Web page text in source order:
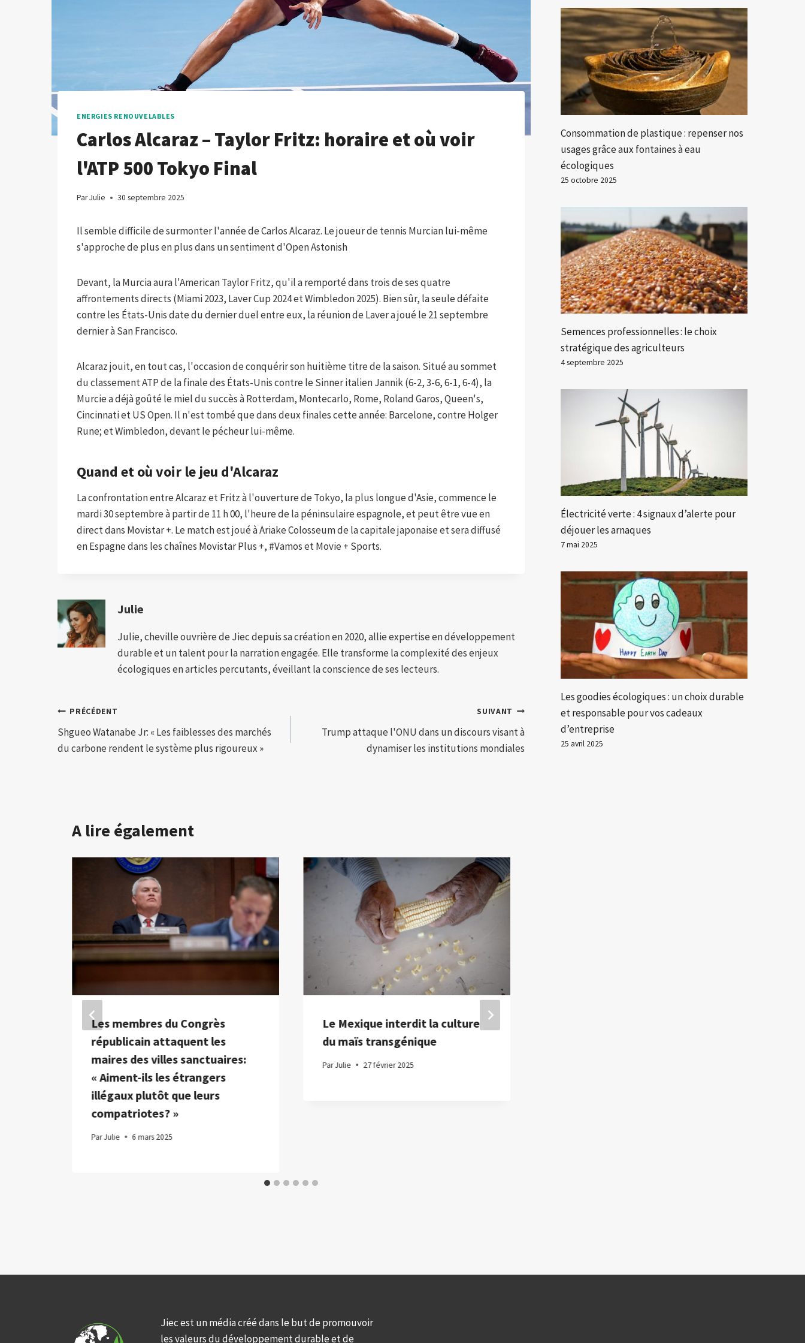
ENERGIES RENOUVELABLES
Carlos Alcaraz – Taylor Fritz: horaire et où voir
l'ATP 500 Tokyo Final
ParJulie 30 septembre 2025
Il semble difficile de surmonter l'année de Carlos Alcaraz. Le joueur de tennis Murcian lui-même
s'approche de plus en plus dans un sentiment d'Open Astonish
Devant, la Murcia aura l'American Taylor Fritz, qu'il a remporté dans trois de ses quatre
affrontements directs (Miami 2023, Laver Cup 2024 et Wimbledon 2025). Bien sûr, la seule défaite
contre les États-Unis date du dernier duel entre eux, la réunion de Laver a joué le 21 septembre
dernier à San Francisco.
Alcaraz jouit, en tout cas, l'occasion de conquérir son huitième titre de la saison. Situé au sommet
du classement ATP de la finale des États-Unis contre le Sinner italien Jannik (6-2, 3-6, 6-1, 6-4), la
Murcie a déjà goûté le miel du succès à Rotterdam, Montecarlo, Rome, Roland Garos, Queen's,
Cincinnati et US Open. Il n'est tombé que dans deux finales cette année: Barcelone, contre Holger
Rune; et Wimbledon, devant le pécheur lui-même.
Quand et où voir le jeu d'Alcaraz
La confrontation entre Alcaraz et Fritz à l'ouverture de Tokyo, la plus longue d'Asie, commence le
mardi 30 septembre à partir de 11 h 00, l'heure de la péninsulaire espagnole, et peut être vue en
direct dans Movistar +. Le match est joué à Ariake Colosseum de la capitale japonaise et sera diffusé
en Espagne dans les chaînes Movistar Plus +, #Vamos et Movie + Sports.
Julie
Julie, cheville ouvrière de Jiec depuis sa création en 2020, allie expertise en développement
durable et un talent pour la narration engagée. Elle transforme la complexité des enjeux
écologiques en articles percutants, éveillant la conscience de ses lecteurs.
Navigation
de
PRÉCÉDENT
Shgueo Watanabe Jr: « Les faiblesses des marchés
du carbone rendent le système plus rigoureux »
SUIVANT
Trump attaque l'ONU dans un discours visant à
dynamiser les institutions mondiales
A lire également
Les membres du Congrès
républicain attaquent les
maires des villes sanctuaires:
« Aiment-ils les étrangers
illégaux plutôt que leurs
compatriotes? »
ParJulie 6 mars 2025
Le Mexique interdit la culture
du maïs transgénique
ParJulie 27 février 2025
Consommation de plastique : repenser nos
usages grâce aux fontaines à eau
écologiques
25 octobre 2025
Semences professionnelles : le choix
stratégique des agriculteurs
4 septembre 2025
Électricité verte : 4 signaux d’alerte pour
déjouer les arnaques
7 mai 2025
Les goodies écologiques : un choix durable
et responsable pour vos cadeaux
d’entreprise
25 avril 2025
Jiec est un média créé dans le but de promouvoir
les valeurs du développement durable et de